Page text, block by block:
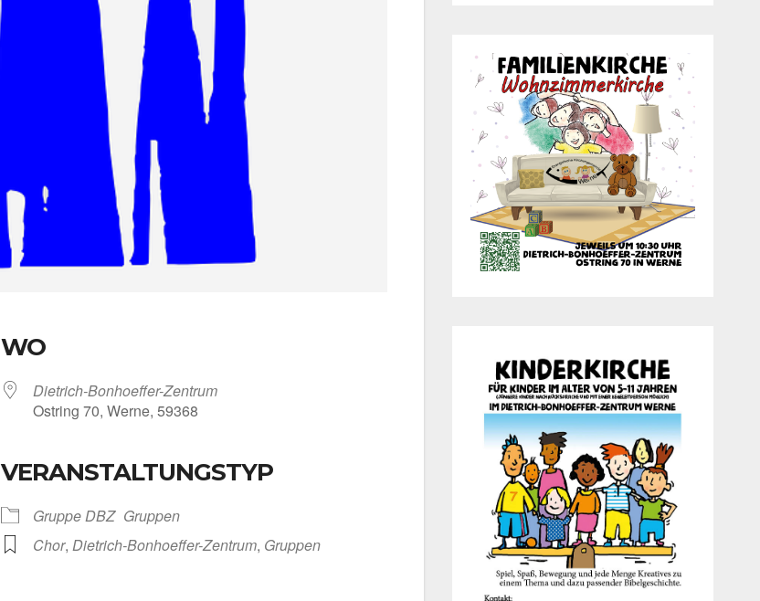
Out­look Live
WO
Dietrich-Bonhoeffer-Zentrum
Ost­ring 70, Wer­ne, 59368
VERANSTALTUNGSTYP
Grup­pe DBZ Grup­pen
Chor, Dietrich-Bonhoeffer-Zentrum, Grup­pen